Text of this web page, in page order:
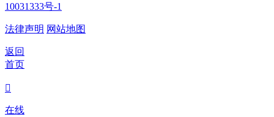
10031333号-1
法律声明 网站地图
返回
首页

在线